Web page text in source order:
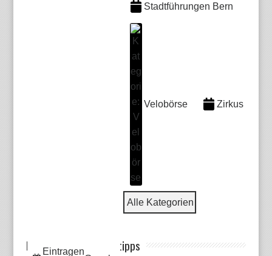
Stadtführungen Bern
Velobörse Zirkus
Alle Kategorien
Eintragen
Meine Veranstaltungstipps